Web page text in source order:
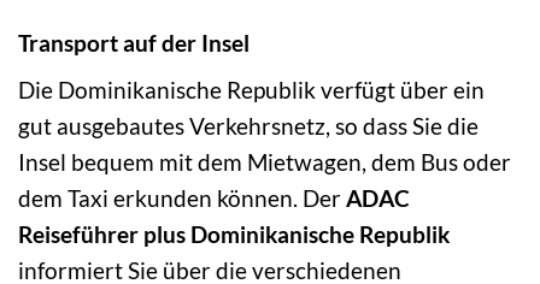
Transport auf der Insel
Die Dominikanische Republik verfügt über ein
gut ausgebautes Verkehrsnetz, so dass Sie die
Insel bequem mit dem Mietwagen, dem Bus oder
dem Taxi erkunden können. DerADAC
Reiseführer plus Dominikanische Republik
informiert Sie über die verschiedenen